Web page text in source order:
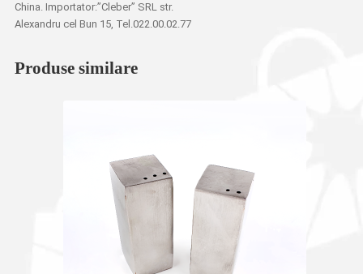
China. Importator:”Cleber” SRL str.
Alexandru cel Bun 15, Tel.022.00.02.77
Produse similare